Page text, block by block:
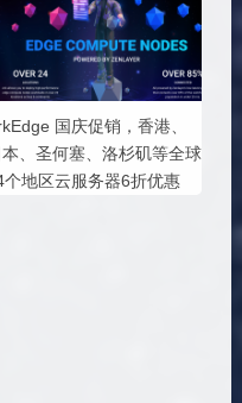
国庆促销，香港、
本、圣何塞、洛杉矶等全球
个地区云服务器6折优惠